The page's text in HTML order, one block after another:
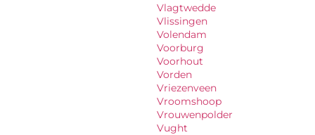
Vlagtwedde
Vlissingen
Volendam
Voorburg
Voorhout
Vorden
Vriezenveen
Vroomshoop
Vrouwenpolder
Vught